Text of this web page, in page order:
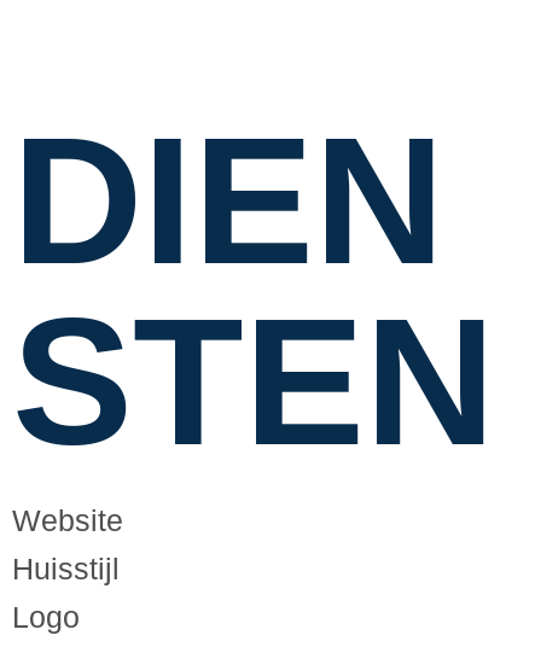
DIEN
STEN
Website
Huisstijl
Logo